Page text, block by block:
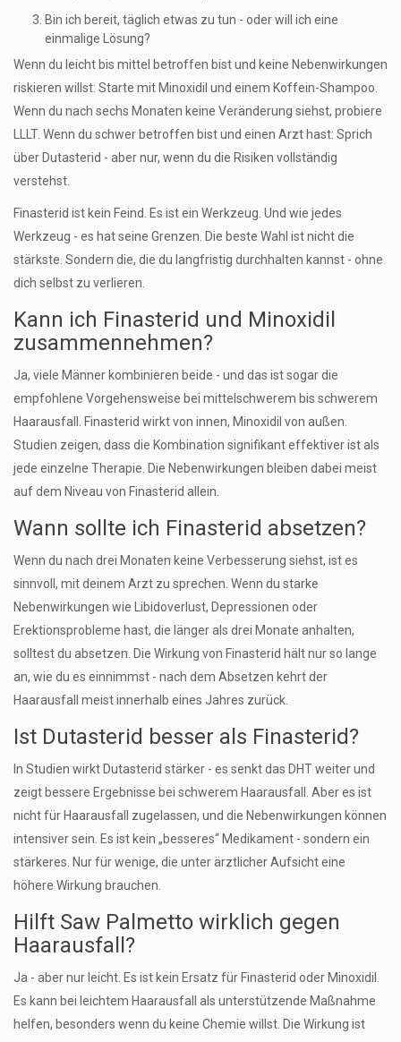
Bin ich bereit, täglich etwas zu tun - oder will ich eine
einmalige Lösung?
Wenn du leicht bis mittel betroffen bist und keine Nebenwirkungen
riskieren willst: Starte mit Minoxidil und einem Koffein-Shampoo.
Wenn du nach sechs Monaten keine Veränderung siehst, probiere
LLLT. Wenn du schwer betroffen bist und einen Arzt hast: Sprich
über Dutasterid - aber nur, wenn du die Risiken vollständig
verstehst.
Finasterid ist kein Feind. Es ist ein Werkzeug. Und wie jedes
Werkzeug - es hat seine Grenzen. Die beste Wahl ist nicht die
stärkste. Sondern die, die du langfristig durchhalten kannst - ohne
dich selbst zu verlieren.
Kann ich Finasterid und Minoxidil
zusammennehmen?
Ja, viele Männer kombinieren beide - und das ist sogar die
empfohlene Vorgehensweise bei mittelschwerem bis schwerem
Haarausfall. Finasterid wirkt von innen, Minoxidil von außen.
Studien zeigen, dass die Kombination signifikant effektiver ist als
jede einzelne Therapie. Die Nebenwirkungen bleiben dabei meist
auf dem Niveau von Finasterid allein.
Wann sollte ich Finasterid absetzen?
Wenn du nach drei Monaten keine Verbesserung siehst, ist es
sinnvoll, mit deinem Arzt zu sprechen. Wenn du starke
Nebenwirkungen wie Libidoverlust, Depressionen oder
Erektionsprobleme hast, die länger als drei Monate anhalten,
solltest du absetzen. Die Wirkung von Finasterid hält nur so lange
an, wie du es einnimmst - nach dem Absetzen kehrt der
Haarausfall meist innerhalb eines Jahres zurück.
Ist Dutasterid besser als Finasterid?
In Studien wirkt Dutasterid stärker - es senkt das DHT weiter und
zeigt bessere Ergebnisse bei schwerem Haarausfall. Aber es ist
nicht für Haarausfall zugelassen, und die Nebenwirkungen können
intensiver sein. Es ist kein „besseres“ Medikament - sondern ein
stärkeres. Nur für wenige, die unter ärztlicher Aufsicht eine
höhere Wirkung brauchen.
Hilft Saw Palmetto wirklich gegen
Haarausfall?
Ja - aber nur leicht. Es ist kein Ersatz für Finasterid oder Minoxidil.
Es kann bei leichtem Haarausfall als unterstützende Maßnahme
helfen, besonders wenn du keine Chemie willst. Die Wirkung ist